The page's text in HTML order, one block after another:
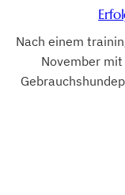
Nach einem
November